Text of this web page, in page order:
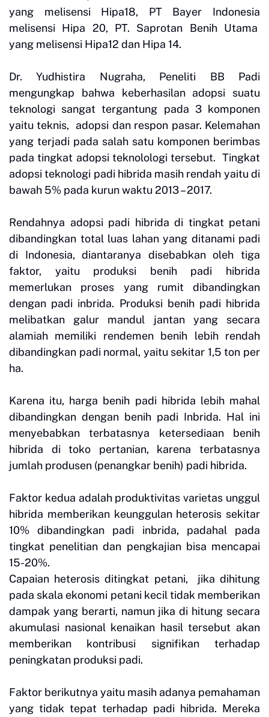
yang melisensi Hipa18, PT Bayer Indonesia
melisensi Hipa 20, PT. Saprotan Benih Utama
yang melisensi Hipa12 dan Hipa 14.
Dr. Yudhistira Nugraha, Peneliti BB Padi
mengungkap bahwa keberhasilan adopsi suatu
teknologi sangat tergantung pada 3 komponen
yaitu teknis, adopsi dan respon pasar. Kelemahan
yang terjadi pada salah satu komponen berimbas
pada tingkat adopsi teknolologi tersebut. Tingkat
adopsi teknologi padi hibrida masih rendah yaitu di
bawah 5% pada kurun waktu 2013 – 2017.
Rendahnya adopsi padi hibrida di tingkat petani
dibandingkan total luas lahan yang ditanami padi
di Indonesia, diantaranya disebabkan oleh tiga
faktor, yaitu produksi benih padi hibrida
memerlukan proses yang rumit dibandingkan
dengan padi inbrida. Produksi benih padi hibrida
melibatkan galur mandul jantan yang secara
alamiah memiliki rendemen benih lebih rendah
dibandingkan padi normal, yaitu sekitar 1,5 ton per
ha.
Karena itu, harga benih padi hibrida lebih mahal
dibandingkan dengan benih padi Inbrida. Hal ini
menyebabkan terbatasnya ketersediaan benih
hibrida di toko pertanian, karena terbatasnya
jumlah produsen (penangkar benih) padi hibrida.
Faktor kedua adalah produktivitas varietas unggul
hibrida memberikan keunggulan heterosis sekitar
10% dibandingkan padi inbrida, padahal pada
tingkat penelitian dan pengkajian bisa mencapai
15-20%.
Capaian heterosis ditingkat petani, jika dihitung
pada skala ekonomi petani kecil tidak memberikan
dampak yang berarti, namun jika di hitung secara
akumulasi nasional kenaikan hasil tersebut akan
memberikan kontribusi signifikan terhadap
peningkatan produksi padi.
Faktor berikutnya yaitu masih adanya pemahaman
yang tidak tepat terhadap padi hibrida. Mereka